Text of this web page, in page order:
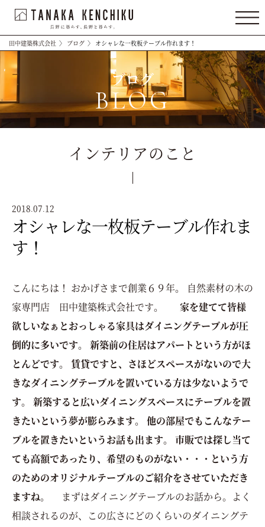
田中建築株式会社 〉 ブログ 〉 オシャレな一枚板テーブル作れます！
ブログ
BLOG
インテリアのこと
2018.07.12
オシャレな一枚板テーブル作れま
す！
こんにちは！ おかげさまで創業６９年。 自然素材の木の
家専門店 田中建築株式会社です。
家を建てて皆様
欲しいなぁとおっしゃる家具はダイニングテーブルが圧
倒的に多いです。 新築前の住居はアパートという方がほ
とんどです。 賃貸ですと、さほどスペースがないので大
きなダイニングテーブルを置いている方は少ないようで
す。
新築すると広いダイニングスペースにテーブルを置
きたいという夢が膨らみます。 他の部屋でもこんなテー
ブルを置きたいというお話も出ます。 市販では探し当て
ても高額であったり、希望のものがない・・・という方
のためのオリジナルテーブルのご紹介をさせていただき
ますね。
まずはダイニングテーブルのお話から。よく
相談されるのが、この広さにどのくらいのダイニングテ